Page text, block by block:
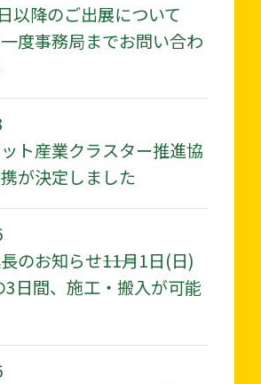
以降のご出展について
度事務局までお問い合わ
ト産業クラスター推進協
が決定しました
のお知らせ――11月1日(日)
日間、施工・搬入が可能